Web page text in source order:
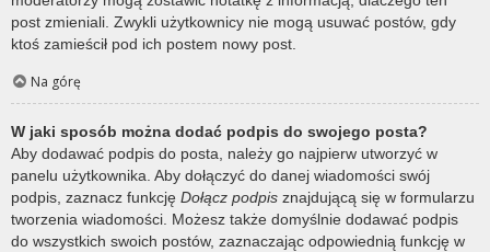
post zmieniali. Zwykli użytkownicy nie mogą usuwać postów, gdy
ktoś zamieścił pod ich postem nowy post.
Na górę
W jaki sposób można dodać podpis do swojego posta?
Aby dodawać podpis do posta, należy go najpierw utworzyć w
panelu użytkownika. Aby dołączyć do danej wiadomości swój
podpis, zaznacz funkcję Dołącz podpis znajdującą się w formularzu
tworzenia wiadomości. Możesz także domyślnie dodawać podpis
do wszystkich swoich postów, zaznaczając odpowiednią funkcję w